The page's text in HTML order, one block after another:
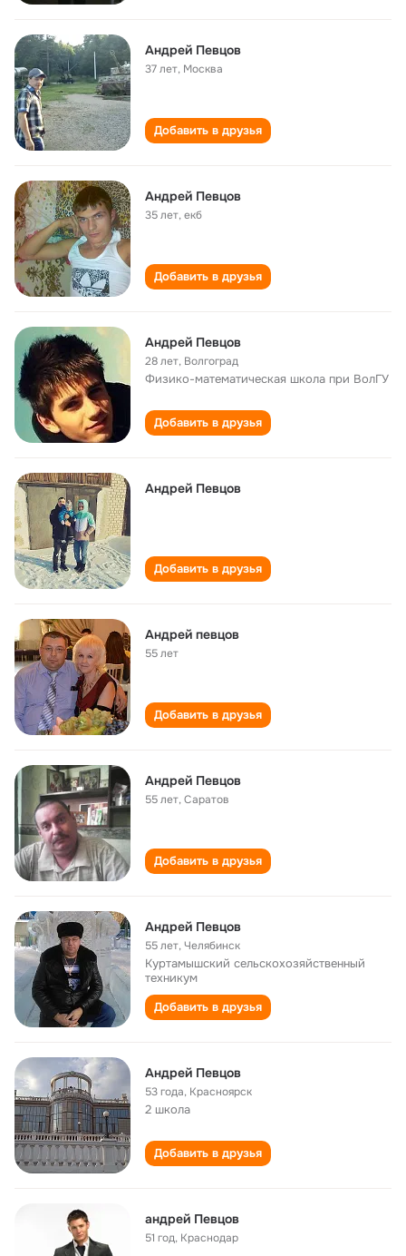
Андрей Певцов
37 лет, Москва
Добавить в друзья
Андрей Певцов
35 лет,екб
Добавить в друзья
Андрей Певцов
28 лет, Волгоград
Физико-математическая школа при ВолГУ
Добавить в друзья
Андрей Певцов
Добавить в друзья
Андрей певцов
55 лет
Добавить в друзья
Андрей Певцов
55 лет,Саратов
Добавить в друзья
Андрей Певцов
55 лет,Челябинск
Куртамышский сельскохозяйственный
техникум
Добавить в друзья
Андрей Певцов
53 года, Красноярск
2 школа
Добавить в друзья
андрей Певцов
51 год, Краснодар